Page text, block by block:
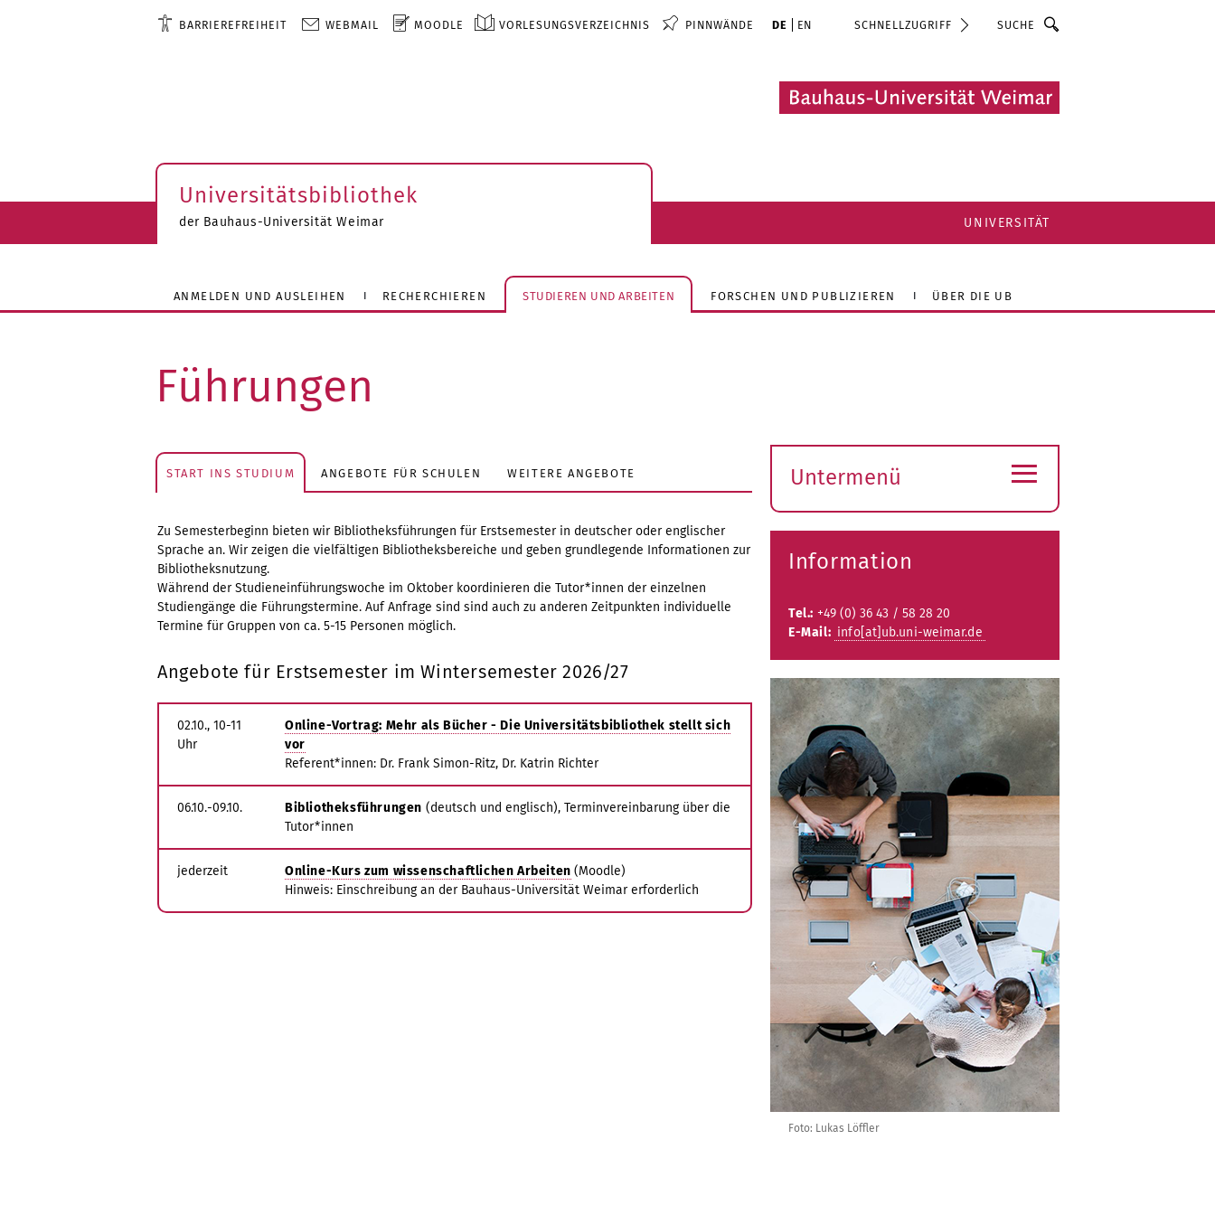
BARRIEREFREIHEIT WEBMAIL MOODLE VORLESUNGSVERZEICHNIS PINNWÄNDE DE EN SCHNELLZUGRIFF Suche
Universitätsbibliothek
der Bauhaus-Universität Weimar UNIVERSITÄT
ANMELDEN UND AUSLEIHEN RECHERCHIEREN STUDIEREN UND ARBEITEN FORSCHEN UND PUBLIZIEREN ÜBER DIE UB
Führungen
START INS STUDIUM ANGEBOTE FÜR SCHULEN WEITERE ANGEBOTE
Zu Semesterbeginn bieten wir Bibliotheksführungen für Erstsemester in deutscher oder englischer
Sprache an. Wir zeigen die vielfältigen Bibliotheksbereiche und geben grundlegende Informationen zur
Bibliotheksnutzung.
Während der Studieneinführungswoche im Oktober koordinieren die Tutor*innen der einzelnen
Studiengänge die Führungstermine. Auf Anfrage sind sind auch zu anderen Zeitpunkten individuelle
Termine für Gruppen von ca. 5-15 Personen möglich.
Angebote für Erstsemester im Wintersemester 2026/27
02.10., 10-11
Uhr
Online-Vortrag: Mehr als Bücher - Die Universitätsbibliothek stellt sich
vor
Referent*innen: Dr. Frank Simon-Ritz, Dr. Katrin Richter
06.10.-09.10. Bibliotheksführungen (deutsch und englisch), Terminvereinbarung über die
Tutor*innen
jederzeit Online-Kurs zum wissenschaftlichen Arbeiten (Moodle)
Hinweis: Einschreibung an der Bauhaus-Universität Weimar erforderlich
Untermenü
öffnen
≡
Information
Tel.: +49 (0) 36 43 / 58 28 20
E-Mail: info[at]ub.uni-weimar.de
Foto: Lukas Löffler